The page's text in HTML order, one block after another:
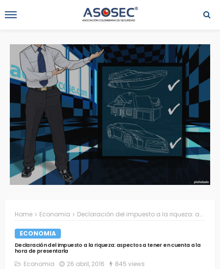
Home Economia Declaración del impuesto a la riqueza: aspectos a tener en cuenta a la hora de presentarla
ECONOMIA
Declaración del impuesto a la riqueza: aspectos a tener en cuenta a la
hora de presentarla
Economia 26 abril, 2016 845 views